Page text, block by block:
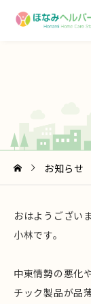
お知らせ
おはようござい
小林です。
中東情勢の悪化
チック製品が品